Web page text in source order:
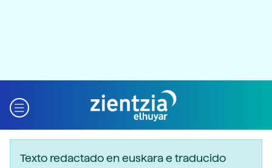
Texto redactado en euskara e traducido